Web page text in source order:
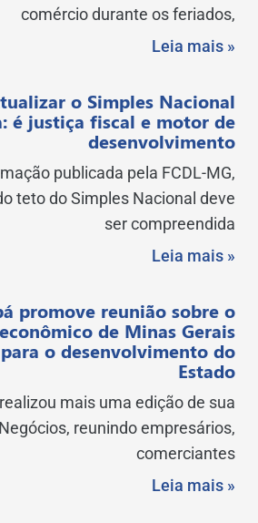
comércio durante os feriados,
Leia mais »
o Simples Nacional
é justiça fiscal e motor de
desenvolvimento
publicada pela FCDL-MG,
teto do Simples Nacional deve
ser compreendida
Leia mais »
promove reunião sobre o
de Minas Gerais
o desenvolvimento do
Estado
mais uma edição de sua
reunindo empresários,
comerciantes
Leia mais »